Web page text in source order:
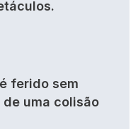
ferido sem
uma colisão